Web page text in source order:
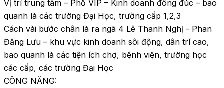
Vị trí trung tâm – Phố VIP – Kinh doanh đông đúc – bao
quanh là các trường Đại Học, trường cấp 1,2,3
Cách vài bước chân là ra ngã 4 Lê Thanh Nghị - Phan
Đăng Lưu – khu vực kinh doanh sôi động, dân trí cao,
bao quanh là các tiện ích chợ, bệnh viện, trường học
các cấp, các trường Đại Học
CÔNG NĂNG: